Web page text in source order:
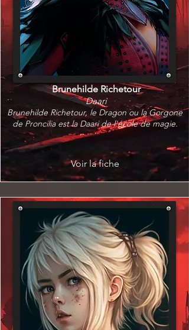
Brunehilde Richetour
Daari
Brunehilde Richetour, le Dragon ou la Gorgone
de Proncilia est la Daari de l'école de magie.
Voir la fiche